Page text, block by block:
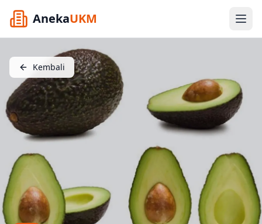
AnekaUKM
Kembali